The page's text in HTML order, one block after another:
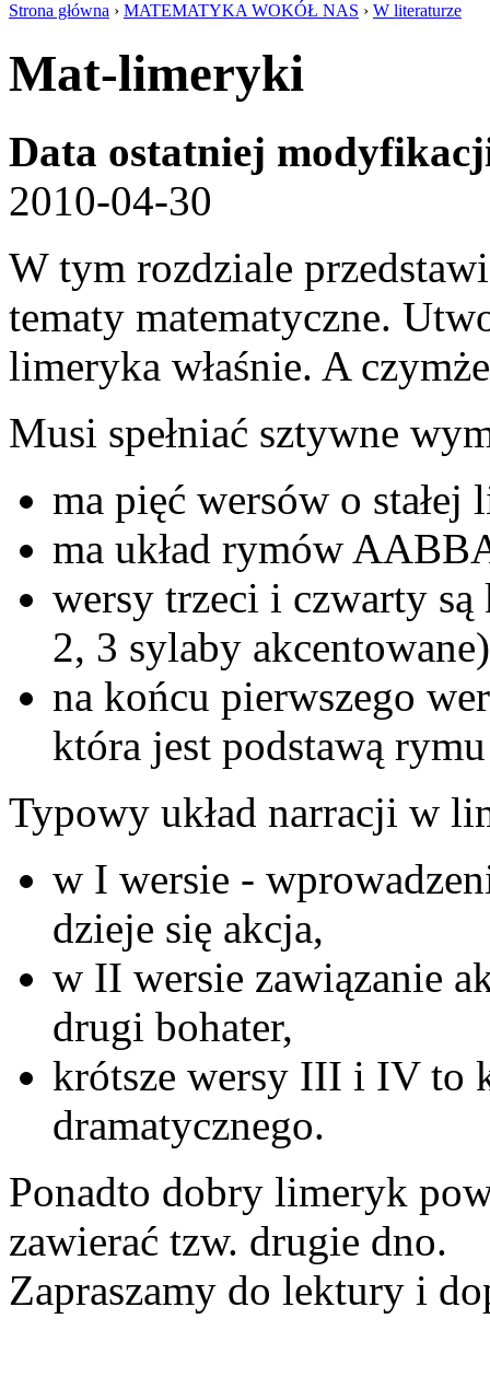
Strona główna › MATEMATYKA WOKÓŁ NAS › W literaturze
Mat-limeryki
Data ostatniej
2010-04-30
W tym rozdziale
tematy matematyczne.
limeryka właśnie. A
Musi spełniać sztywne
ma pięć wersów o
ma układ rymów
wersy trzeci i czwarty są
2, 3 sylaby
na końcu pierwszego
która jest podstawą
Typowy układ narracji w
w I wersie -
dzieje się akcja,
w II wersie zawiązanie
drugi bohater,
krótsze wersy III i IV to
dramatycznego.
Ponadto dobry limeryk
zawierać tzw. drugie dno.
Zapraszamy do lektury i